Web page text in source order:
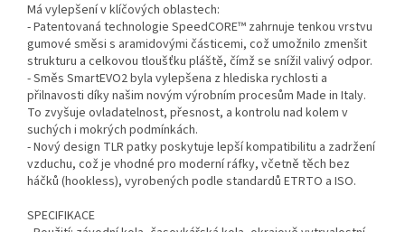
Má vylepšení v klíčových oblastech:
- Patentovaná technologie SpeedCORE™ zahrnuje tenkou vrstvu
gumové směsi s aramidovými částicemi, což umožnilo zmenšit
strukturu a celkovou tloušťku pláště, čímž se snížil valivý odpor.
- Směs SmartEVO2 byla vylepšena z hlediska rychlosti a
přilnavosti díky našim novým výrobním procesům Made in Italy.
To zvyšuje ovladatelnost, přesnost, a kontrolu nad kolem v
suchých i mokrých podmínkách.
- Nový design TLR patky poskytuje lepší kompatibilitu a zadržení
vzduchu, což je vhodné pro moderní ráfky, včetně těch bez
háčků (hookless), vyrobených podle standardů ETRTO a ISO.
SPECIFIKACE